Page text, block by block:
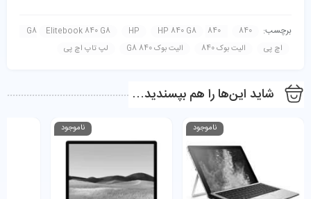
پردازنده: Intel Core i7-1185G7 نسل یازدهم با فرکانس تا 4.8GHz
رم: 16 گیگابایت DDR4
گرافیک: Intel Iris Xe
صفحه‌نمایش: 14 اینچ Full HD IPS با روکش مات
بدنه: آلومینیومی و بسیار مقاوم
برچسب: 840
840 G8
Elitebook 840 G8 HP
HP 840 G8
اچ پی
الیت بوک 840 الیت بوک 840 G8 لپ تاپ اچ پی
شاید این‌ها را هم بپسندید…
ناموجود ناموجود